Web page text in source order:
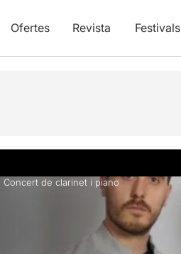
Ofertes Revista Festivals
Fotos i vídeos Info pràctica
Concert de clarinet i piano